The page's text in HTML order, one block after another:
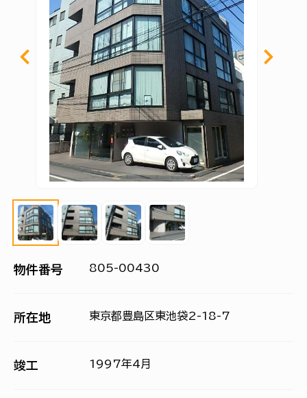
物件番号 805-00430
所在地 東京都豊島区東池袋2-18-7
竣工 1997年4月